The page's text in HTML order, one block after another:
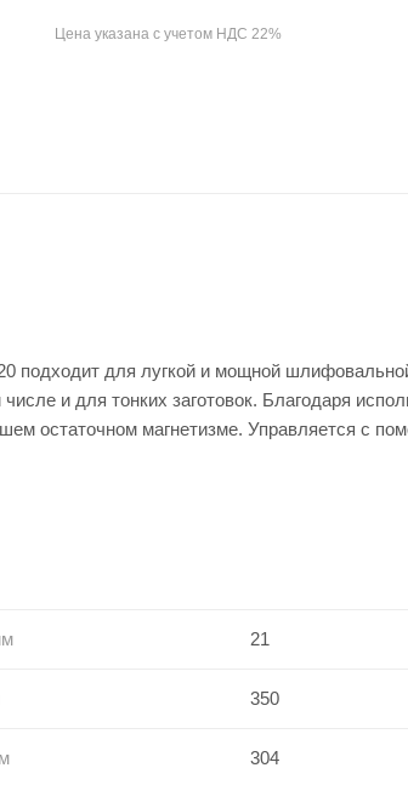
Цена указана с учетом НДС 22%
подходит для лугкой и мощной
и для тонких заготовок. Благодаря
остаточном магнетизме. Управляется с
21
350
304